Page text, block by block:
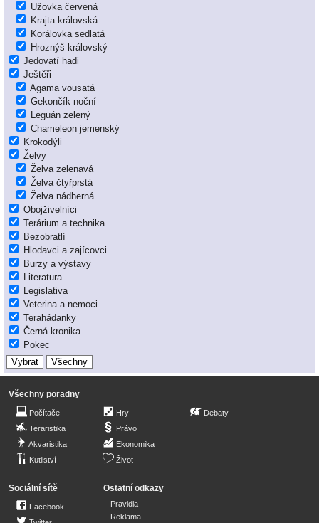
Užovka červená
Krajta královská
Korálovka sedlatá
Hroznýš královský
Jedovatí hadi
Ještěři
Agama vousatá
Gekončík noční
Leguán zelený
Chameleon jemenský
Krokodýli
Želvy
Želva zelenavá
Želva čtyřprstá
Želva nádherná
Obojživelníci
Terárium a technika
Bezobratlí
Hlodavci a zajícovci
Burzy a výstavy
Literatura
Legislativa
Veterina a nemoci
Terahádanky
Černá kronika
Pokec
Všechny poradny
Počítače
Teraristika
Akvaristika
Kutilství
Hry
Právo
Ekonomika
Život
Debaty
Sociální sítě
Facebook
Ostatní odkazy
Pravidla
Reklama